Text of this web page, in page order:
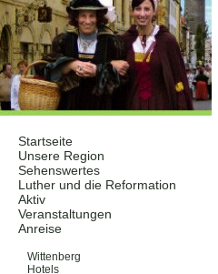
Startseite
Unsere Region
Sehenswertes
Luther und die Reformation
Aktiv
Veranstaltungen
Anreise
Wittenberg
Hotels